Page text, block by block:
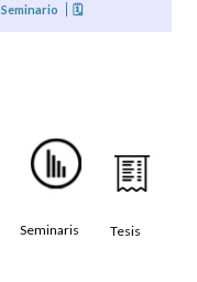
🗓
Seminaris Tesis